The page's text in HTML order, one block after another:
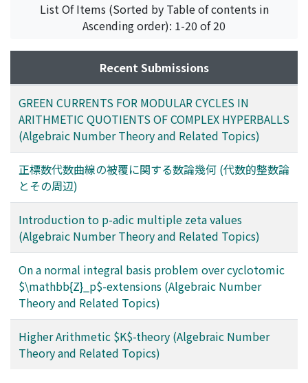
List Of Items (Sorted by Table of contents in
Ascending order): 1-20 of 20
Recent Submissions
GREEN CURRENTS FOR MODULAR CYCLES IN
ARITHMETIC QUOTIENTS OF COMPLEX HYPERBALLS
(Algebraic Number Theory and Related Topics)
正標数代数曲線の被覆に関する数論幾何 (代数的整数論
とその周辺)
Introduction to p-adic multiple zeta values
(Algebraic Number Theory and Related Topics)
On a normal integral basis problem over cyclotomic
$\mathbb{Z}_p$-extensions (Algebraic Number
Theory and Related Topics)
Higher Arithmetic $K$-theory (Algebraic Number
Theory and Related Topics)